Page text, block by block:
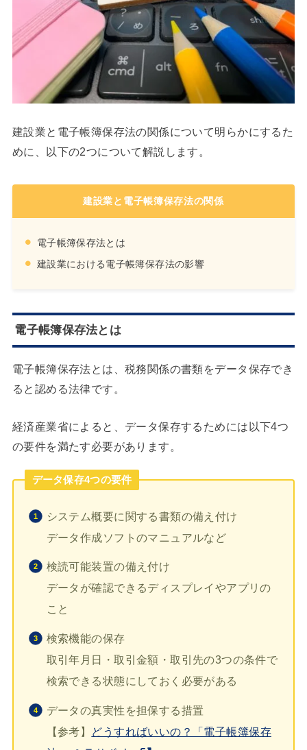
建設業と電子帳簿保存法の関係について明らかにするた
めに、以下の2つについて解説します。
​建設業と電子帳簿保存法の関係
電子帳簿保存法とは
建設業における電子帳簿保存法の影響
電子帳簿保存法とは
電子帳簿保存法とは、税務関係の書類をデータ保存でき
ると認める法律です。
経済産業省によると、データ保存するためには以下4つ
の要件を満たす必要があります。
データ保存4つの要件
システム概要に関する書類の備え付け
データ作成ソフトのマニュアルなど
検読可能装置の備え付け
データが確認できるディスプレイやアプリの
こと
検索機能の保存
取引年月日・取引金額・取引先の3つの条件で
検索できる状態にしておく必要がある
データの真実性を担保する措置
【参考】 どうすればいいの？「電子帳簿保存